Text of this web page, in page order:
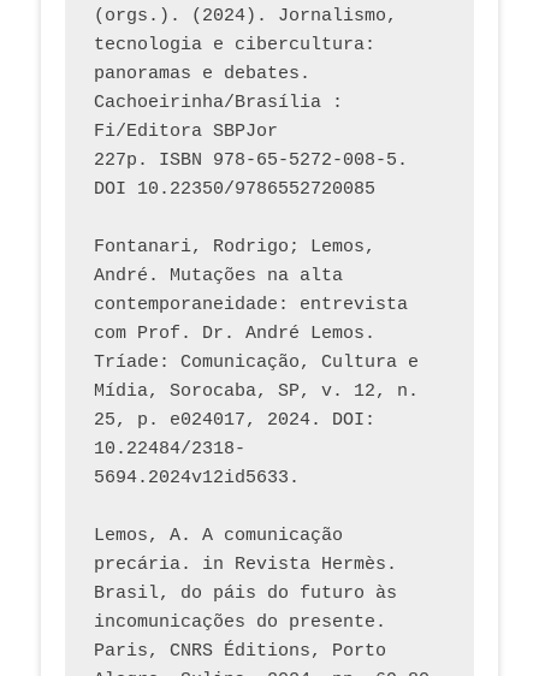
(orgs.). (2024). Jornalismo,
tecnologia e cibercultura:
panoramas e debates.
Cachoeirinha/Brasília :
Fi/Editora SBPJor
227p. ISBN 978-65-5272-008-5.
DOI 10.22350/9786552720085
Fontanari, Rodrigo; Lemos,
André. Mutações na alta
contemporaneidade: entrevista
com Prof. Dr. André Lemos.
Tríade: Comunicação, Cultura e
Mídia, Sorocaba, SP, v. 12, n.
25, p. e024017, 2024. DOI:
10.22484/2318-
5694.2024v12id5633.
Lemos, A. A comunicação
precária. in Revista Hermès.
Brasil, do páis do futuro às
incomunicações do presente.
Paris, CNRS Éditions, Porto